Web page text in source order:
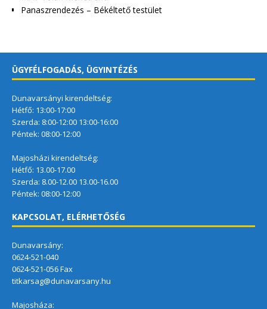
Panaszrendezés – Békéltető testület
ÜGYFÉLFOGADÁS, ÜGYINTÉZÉS
Dunavarsányi kirendeltség:
Hétfő: 13:00-17:00
Szerda: 8:00-12:00 13:00-16:00
Péntek: 08:00-12:00
Majosházi kirendeltség:
Hétfő: 13.00-17.00
Szerda: 8.00-12.00 13.00-16.00
Péntek: 08:00-12:00
KAPCSOLAT, ELÉRHETŐSÉG
Dunavarsány:
0624-521-040
0624-521-056 Fax
titkarsag@dunavarsany.hu
Majosháza: